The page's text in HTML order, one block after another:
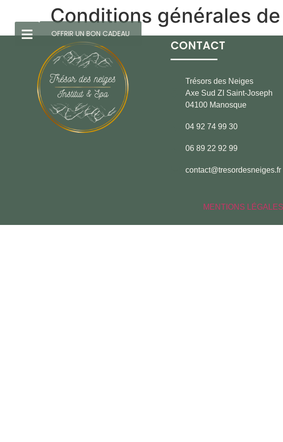
OFFRIR UN BON CADEAU
Conditions générales
CONTACT
Trésors des Neiges
Axe Sud ZI Saint-Joseph
04100 Manosque
04 92 74 99 30
06 89 22 92 99
contact@tresordesneiges.fr
MENTIONS LÉGALES